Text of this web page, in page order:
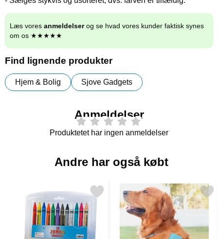
Læs vores anmeldelserog se hvad vores kunder faktisk synes
om os ★★★★★
Find lignende produkter
Hjem & Bolig Sjove Gadgets
Anmeldelser
Produktetet har ingen anmeldelser
Andre har også købt
Markér jumbo Kridt 12-pak som favoritMarkér selvrensende